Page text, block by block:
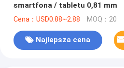
smartfona / tabletu 0,81 mm
Cena：USD0.88~2.88 MOQ：20
Najlepsza cena